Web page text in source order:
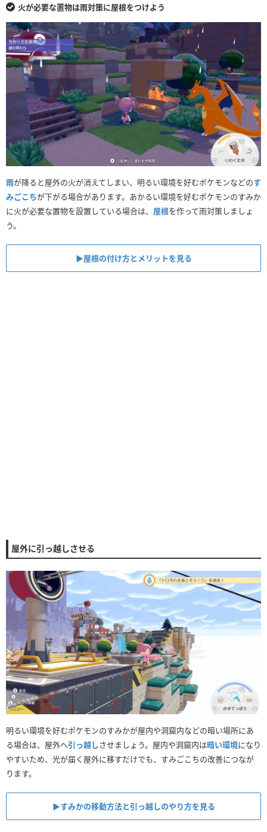
火が必要な置物は雨対策に屋根をつけよう
雨が降ると屋外の火が消えてしまい、明るい環境を好むポケモンなどのす
みごこちが下がる場合があります。あかるい環境を好むポケモンのすみか
に火が必要な置物を設置している場合は、 屋根を作って雨対策しましょ
う。
▶︎屋根の付け方とメリットを見る
屋外に引っ越しさせる
明るい環境を好むポケモンのすみかが屋内や洞窟内などの暗い場所にあ
る場合は、屋外へ引っ越しさせましょう。屋内や洞窟内は暗い環境になり
やすいため、光が届く屋外に移すだけでも、すみごこちの改善につなが
ります。
▶︎すみかの移動方法と引っ越しのやり方を見る